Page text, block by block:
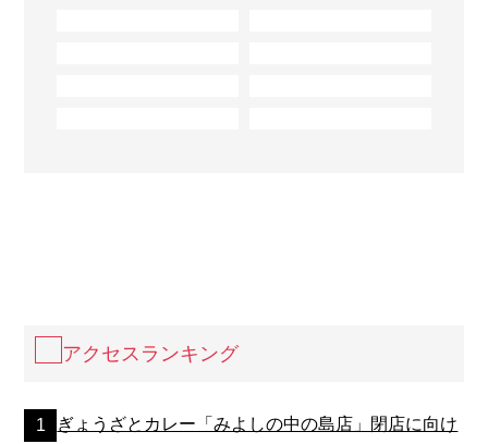
アクセスランキング
ぎょうざとカレー「みよしの中の島店」閉店に向け